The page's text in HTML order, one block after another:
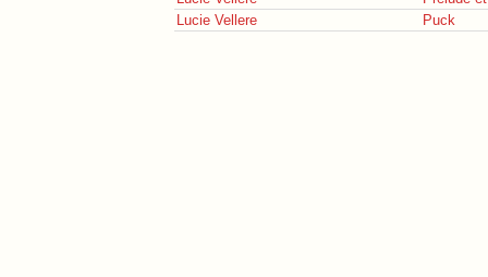
Lucie Vellere
Puck